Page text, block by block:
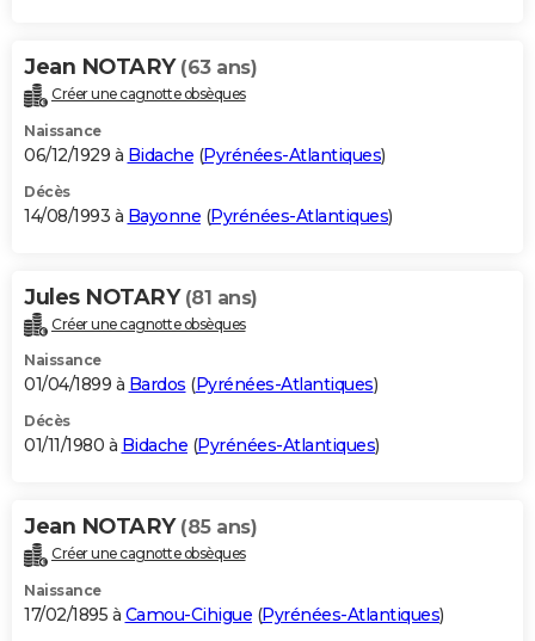
Jean NOTARY (63 ans)
Créer une cagnotte obsèques
Naissance
06/12/1929 à Bidache (Pyrénées-Atlantiques)
Décès
14/08/1993 à Bayonne (Pyrénées-Atlantiques)
Jules NOTARY (81 ans)
Créer une cagnotte obsèques
Naissance
01/04/1899 à Bardos (Pyrénées-Atlantiques)
Décès
01/11/1980 à Bidache (Pyrénées-Atlantiques)
Jean NOTARY (85 ans)
Créer une cagnotte obsèques
Naissance
17/02/1895 à Camou-Cihigue (Pyrénées-Atlantiques)